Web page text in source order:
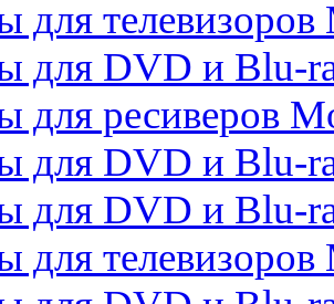
для
для DVD и Blu-
для ресиверов
для DVD и Blu-
для DVD и Blu-
для телевизоров